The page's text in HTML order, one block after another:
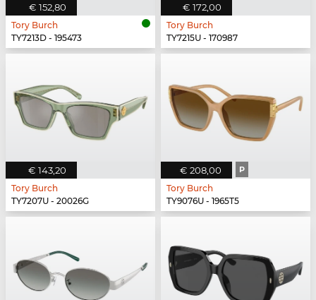
€ 152,80
Tory Burch
TY7213D - 195473
€ 172,00
Tory Burch
TY7215U - 170987
€ 143,20
Tory Burch
TY7207U - 20026G
€ 208,00 P
Tory Burch
TY9076U - 1965T5